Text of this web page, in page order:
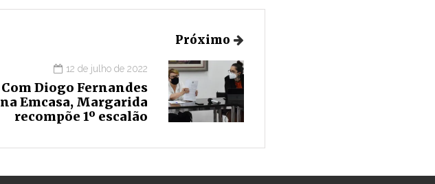
Próximo
12 de julho de 2022
Com Diogo Fernandes
na Emcasa, Margarida
recompõe 1º escalão